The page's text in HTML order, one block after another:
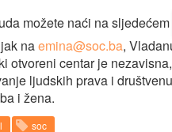
možete naći na sljedećem
naemina@soc.ba,
otvoreni centar je
ljudskih prava i
i žena.
soc